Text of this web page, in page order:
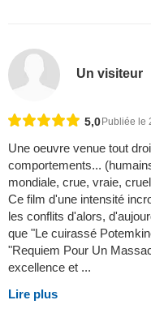
Un visiteur
5,0Publiée le
Une oeuvre venue tout
comportements...
mondiale, crue, vraie,
Ce film d'une intensité
les conflits d'alors,
que "Le cuirassé
"Requiem Pour Un
excellence et ...
Lire plus